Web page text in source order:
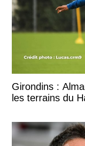
Girondins :
les terrains du